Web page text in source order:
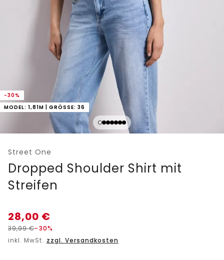
-30%
MODEL: 1,81M | GRÖSSE: 36
Street One
Dropped Shoulder Shirt mit
Streifen
28,00 €
39,99€-30%
inkl. MwSt. zzgl. Versandkosten